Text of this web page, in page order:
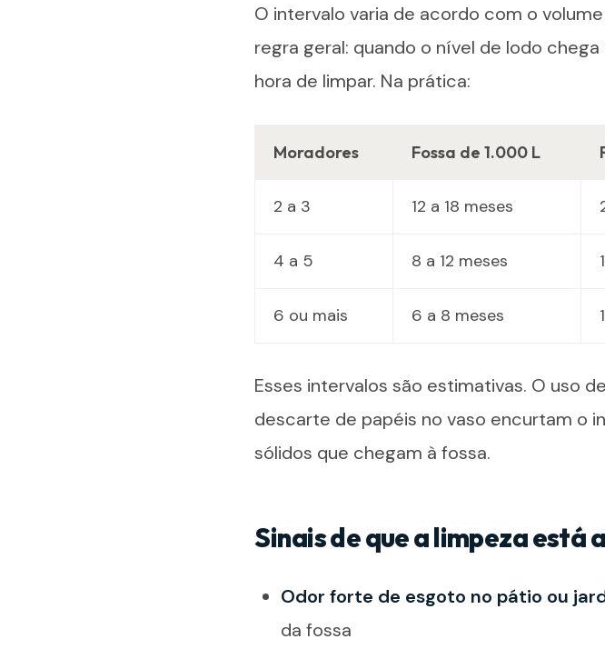
O intervalo varia de acordo com o
regra geral: quando o nível de lodo
hora de limpar. Na prática:
Moradores Fossa de 1.000 L
2 a 3 12 a 18 meses
4 a 5 8 a 12 meses
6 ou mais 6 a 8 meses
Esses intervalos são estimativas. O uso
descarte de papéis no vaso encurtam o
sólidos que chegam à fossa.
Sinais de que a limpeza está
Odor forte de esgoto no pátio ou
da fossa